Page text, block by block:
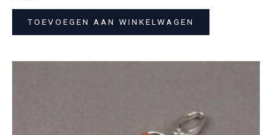
TOEVOEGEN AAN WINKELWAGEN